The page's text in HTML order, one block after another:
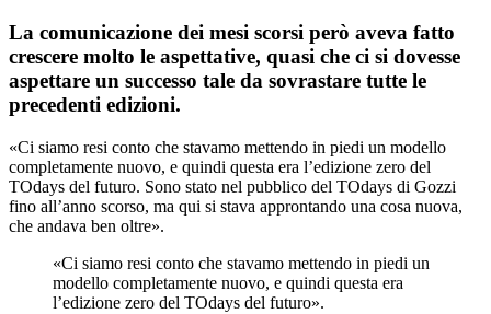
La comunicazione dei mesi scorsi però aveva fatto
crescere molto le aspettative, quasi che ci si dovesse
aspettare un successo tale da sovrastare tutte le
precedenti edizioni.
«Ci siamo resi conto che stavamo mettendo in piedi un modello
completamente nuovo, e quindi questa era l’edizione zero del
TOdays del futuro. Sono stato nel pubblico del TOdays di Gozzi
fino all’anno scorso, ma qui si stava approntando una cosa nuova,
che andava ben oltre».
«Ci siamo resi conto che stavamo mettendo in piedi un
modello completamente nuovo, e quindi questa era
l’edizione zero del TOdays del futuro».